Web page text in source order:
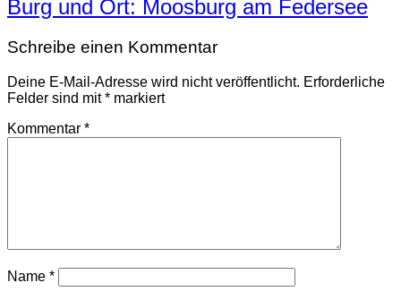
Burg und Ort: Moosburg am Federsee
Schreibe einen Kommentar
Deine E-Mail-Adresse wird nicht veröffentlicht. Erforderliche
Felder sind mit* markiert
Kommentar *
Name *